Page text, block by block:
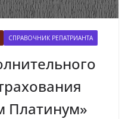
СПРАВОЧНИК РЕПАТРИАНТА
Платинум»